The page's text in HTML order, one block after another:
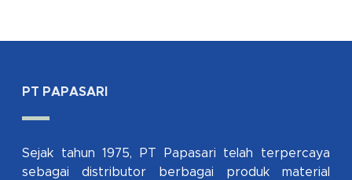
PT PAPASARI
Sejak tahun 1975, PT Papasari telah terpercaya
sebagai distributor berbagai produk material